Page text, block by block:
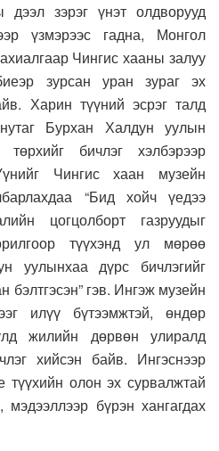
дээл зэрэг үнэт олдворууд
үзмэрээс гадна, Монгол
Чингис хааны залуу
зурсан уран зураг эх
Харин түүний эсрэг талд
Бурхан Халдун уулын
бичлэг хэлбэрээр
Чингис хаан музейн
“Бид хойч үедээ
цогцолборт газруудыг
түүхэнд ул мөрөө
уулынхаа дүрс бичлэгийг
бэлтгэсэн” гэв. Ингэж музейн
илүү бүтээмжтэй, өндөр
жилийн дөрвөн улиралд
хийсэн байв. Ингэснээр
түүхийн олон эх сурвалжтай
бүрэн хангагдах